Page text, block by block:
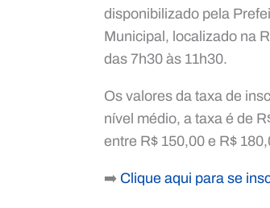
disponibilizado pela
Municipal, localizado na
das 7h30 às 11h30.
Os valores da taxa de
nível médio, a taxa é de
entre R$ 150,00 e R$
➡️ Clique aqui para se